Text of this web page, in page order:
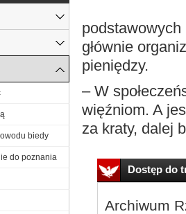
głównie
pieniędzy.
– W
więźniom. A
za kraty, dalej
Dostęp do
Archiwum
biedy
do poznania